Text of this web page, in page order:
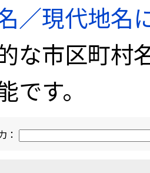
／現代地名
な市区町村
です。
：